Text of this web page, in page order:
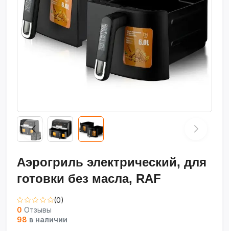
Аэрогриль электрический, для
готовки без масла, RAF
(0)
0 Отзывы
98 в наличии